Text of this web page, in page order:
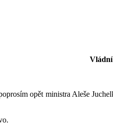
Vládní
opět ministra Aleše